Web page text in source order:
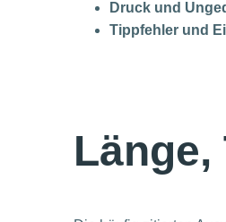
Druck und
Tippfehler und